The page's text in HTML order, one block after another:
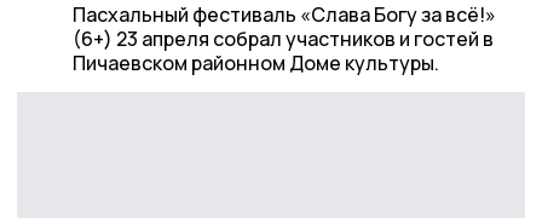
Пасхальный фестиваль «Слава Богу за всё!»
(6+) 23 апреля собрал участников и гостей в
Пичаевском районном Доме культуры.